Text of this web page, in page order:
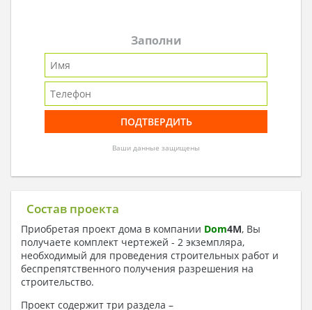
Заполни
Ваши данные защищены
Состав проекта
Приобретая проект дома в компании Dom4M, Вы
получаете комплект чертежей - 2 экземпляра,
необходимый для проведения строительных работ и
беспрепятственного получения разрешения на
строительство.
Проект содержит три раздела –